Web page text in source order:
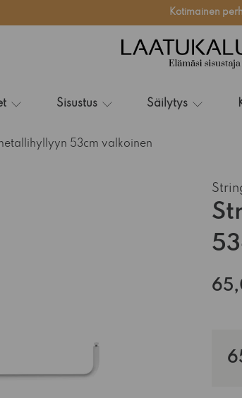
Kotimainen
Sisustus Säilytys
53cm valkoinen